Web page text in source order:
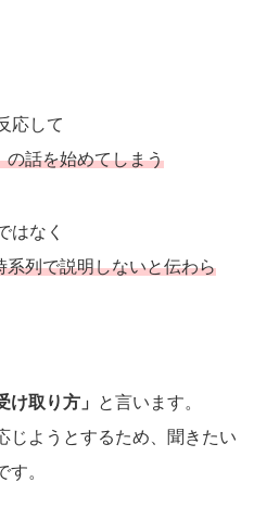
応して
の話を始めてしまう
はなく
系列で説明しないと伝わら
け取り方」
と言います。
じようとするため、聞きたい
。